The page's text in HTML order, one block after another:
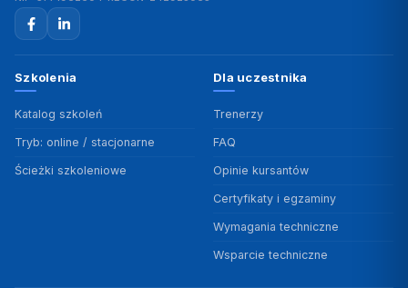
Szkolenia
Katalog szkoleń
Tryb: online / stacjonarne
Ścieżki szkoleniowe
Dla uczestnika
Trenerzy
FAQ
Opinie kursantów
Certyfikaty i egzaminy
Wymagania techniczne
Wsparcie techniczne